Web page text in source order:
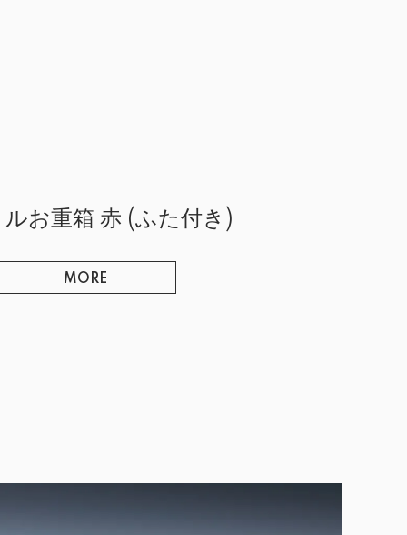
お重箱 赤 (ふた付き)
MORE